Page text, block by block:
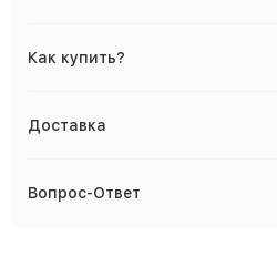
Как купить?
Доставка
Вопрос-Ответ